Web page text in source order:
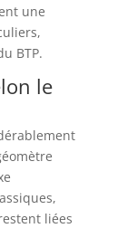
une
BTP.
le
liées